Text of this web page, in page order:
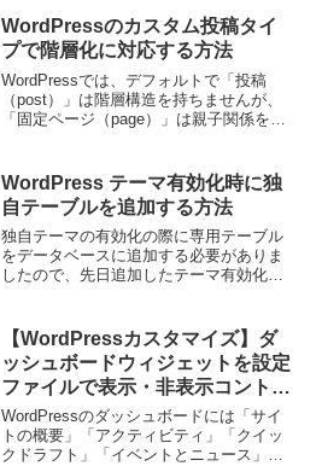
WordPressのカスタム投稿タイ
プで階層化に対応する方法
WordPressでは、デフォルトで「投稿
（post）」は階層構造を持ちませんが、
「固定ページ（page）」は親子関係を設
階層化に対応することが可能です。1. カ
スタム...
WordPress テーマ有効化時に独
自テーブルを追加する方法
独自テーマの有効化の際に専用テーブル
をデータベースに追加する必要がありま
したので、先日追加したテーマ有効化時
しました。独自テーブル作成以下のテー
ブル作成用関数を fun...
【WordPressカスタマイズ】ダ
ッシュボードウィジェットを設定
ファイルで表示・非表示コントロ
ールする方法
WordPressのダッシュボードには「サイ
トの概要」「アクティビティ」「クイッ
クドラフト」「イベントとニュース」な